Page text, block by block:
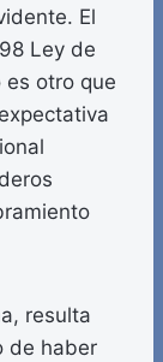
El
Ley de
otro que
resulta
de haber